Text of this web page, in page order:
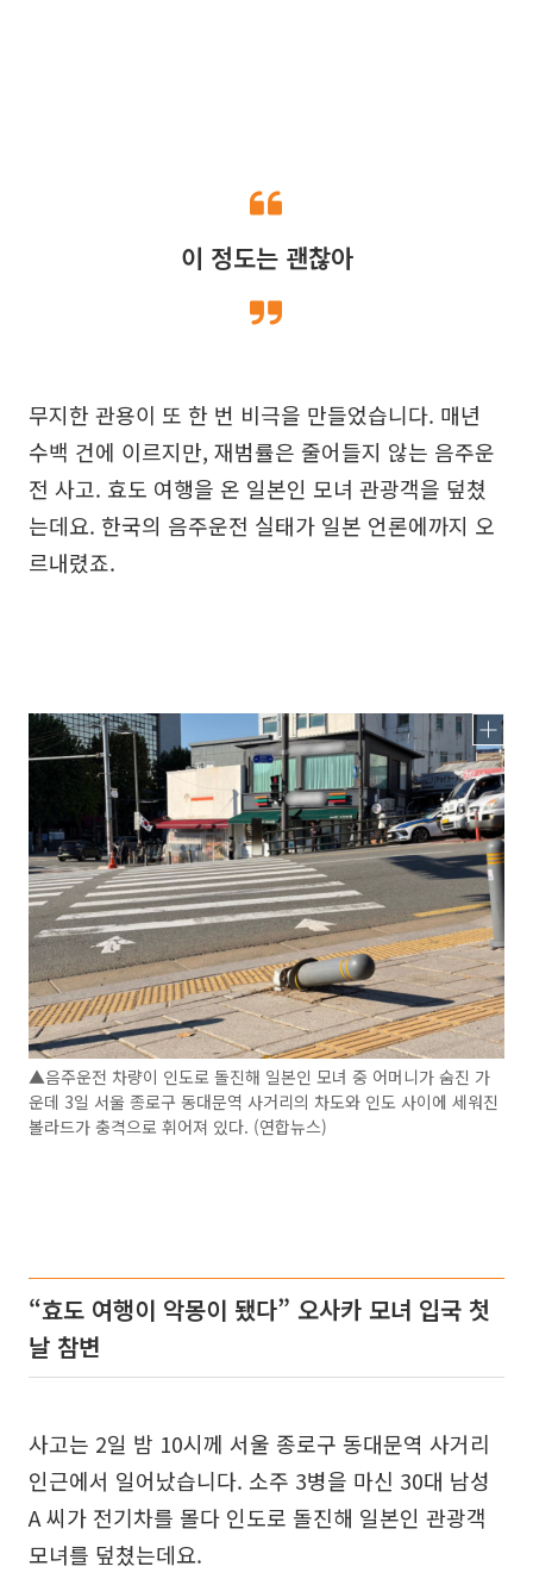
이 정도는 괜찮아
무지한 관용이 또 한 번 비극을 만들었습니다. 매년
수백 건에 이르지만, 재범률은 줄어들지 않는 음주운
전 사고. 효도 여행을 온 일본인 모녀 관광객을 덮쳤
는데요. 한국의 음주운전 실태가 일본 언론에까지 오
르내렸죠.
▲음주운전 차량이 인도로 돌진해 일본인 모녀 중 어머니가 숨진 가
운데 3일 서울 종로구 동대문역 사거리의 차도와 인도 사이에 세워진
볼라드가 충격으로 휘어져 있다. (연합뉴스)
“효도 여행이 악몽이 됐다” 오사카 모녀 입국 첫
날 참변
사고는 2일 밤 10시께 서울 종로구 동대문역 사거리
인근에서 일어났습니다. 소주 3병을 마신 30대 남성
A 씨가 전기차를 몰다 인도로 돌진해 일본인 관광객
모녀를 덮쳤는데요.